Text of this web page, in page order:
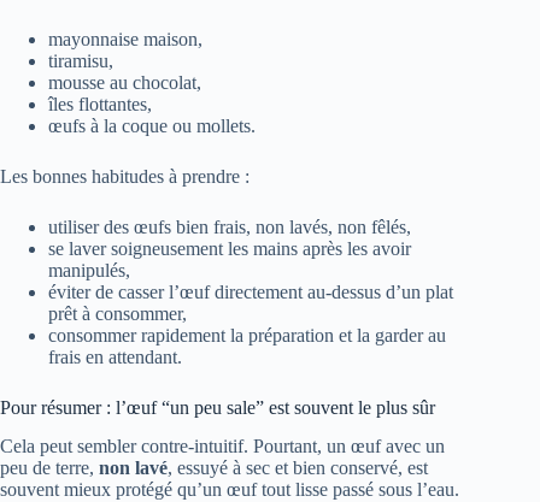
mayonnaise maison,
tiramisu,
mousse au chocolat,
îles flottantes,
œufs à la coque ou mollets.
Les bonnes habitudes à prendre :
utiliser des œufs bien frais, non lavés, non fêlés,
se laver soigneusement les mains après les avoir
manipulés,
éviter de casser l’œuf directement au-dessus d’un plat
prêt à consommer,
consommer rapidement la préparation et la garder au
frais en attendant.
Pour résumer : l’œuf “un peu sale” est souvent le plus sûr
Cela peut sembler contre-intuitif. Pourtant, un œuf avec un
peu de terre, non lavé, essuyé à sec et bien conservé, est
souvent mieux protégé qu’un œuf tout lisse passé sous l’eau.